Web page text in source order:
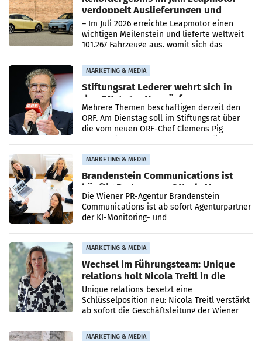
verdoppelt Auslieferungen und
überschreitet die 100.000er-Marke
– Im Juli 2026 erreichte Leapmotor einen
wichtigen Meilenstein und lieferte weltweit
101.267 Fahrzeuge aus, womit sich das
Ergebnis gegenüber Juli 2025 mehr als
verdoppelte (+102
MARKETING & MEDIA
Stiftungsrat Lederer wehrt sich in
den SN gegen Vorwürfe
Mehrere Themen beschäftigen derzeit den
ORF. Am Dienstag soll im Stiftungsrat über
die vom neuen ORF-Chef Clemens Pig
MARKETING & MEDIA
Brandenstein Communications ist
künftig Partner von OtterlyAI
Die Wiener PR-Agentur Brandenstein
Communications ist ab sofort Agenturpartner
der KI-Monitoring- und
MARKETING & MEDIA
Wechsel im Führungsteam: Unique
relations holt Nicola Treitl in die
Geschäftsleitung
Unique relations besetzt eine
Schlüsselposition neu: Nicola Treitl verstärkt
ab sofort die Geschäftsleitung der Wiener
PR-Agentur an der Seite von Josef Kalina und
Anna Kalina-Mahr.
MARKETING & MEDIA